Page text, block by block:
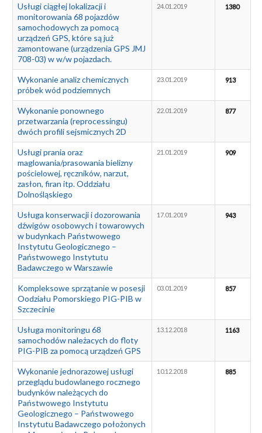
Usługi ciągłej lokalizacji i
monitorowania 68 pojazdów
samochodowych za pomocą
urządzeń GPS, które są już
zamontowane (urządzenia GPS JMJ
708-03) w w/w pojazdach.
24.01.2019 1380
Wykonanie analiz chemicznych
próbek wód podziemnych
23.01.2019 913
Wykonanie ponownego
przetwarzania (reprocessingu)
dwóch profili sejsmicznych 2D
22.01.2019 877
Usługi prania oraz
maglowania/prasowania bielizny
pościelowej, ręczników, narzut,
zasłon, firan itp. Oddziału
Dolnośląskiego
21.01.2019 909
Usługa konserwacji i dozorowania
dźwigów osobowych i towarowych
w budynkach Państwowego
Instytutu Geologicznego –
Państwowego Instytutu
Badawczego w Warszawie
17.01.2019 943
Kompleksowe sprzątanie w posesji
Oodziału Pomorskiego PIG-PIB w
Szczecinie
03.01.2019 857
Usługa monitoringu 68
samochodów należacych do floty
PIG-PIB za pomocą urządzeń GPS
13.12.2018 1163
Wykonanie jednorazowej usługi
przeglądu budowlanego rocznego
budynków należących do
Państwowego Instytutu
Geologicznego – Państwowego
Instytutu Badawczego położonych
10.12.2018 885